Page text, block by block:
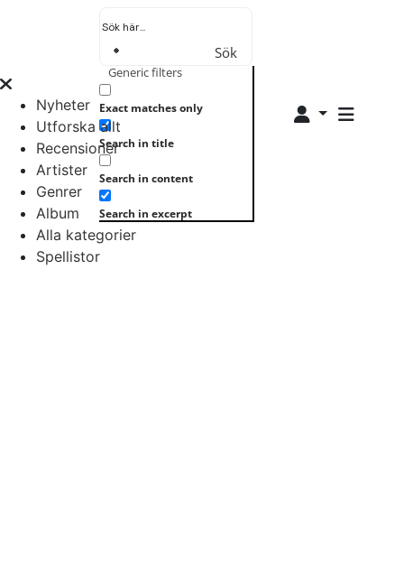
Sök
Generic filters
Exact matches only
Search in title
Search in content
Search in excerpt
Nyheter
Utforska allt
Recensioner
Artister
Genrer
Album
Alla kategorier
Spellistor